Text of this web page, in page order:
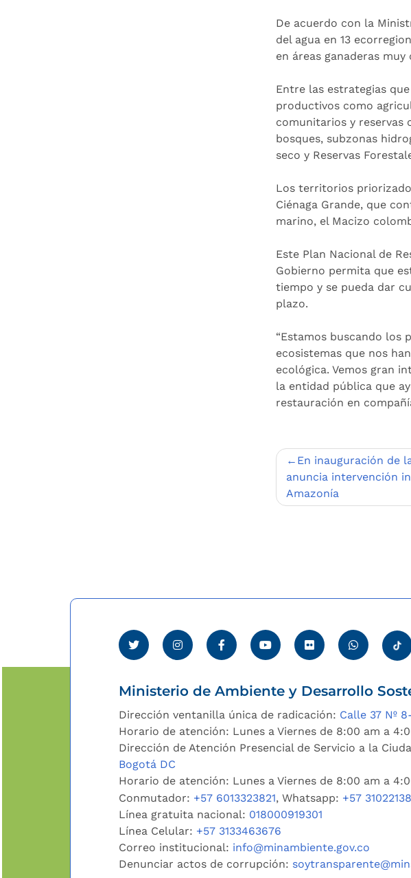
De acuerdo con la
del agua en 13
en áreas ganaderas
Entre las estrategias
productivos como
comunitarios y reservas
bosques, subzonas
seco y Reservas
Los territorios
Ciénaga Grande, que
marino, el Macizo
Este Plan Nacional de
Gobierno permita que
tiempo y se pueda dar
plazo.
“Estamos buscando los
ecosistemas que nos
ecológica. Vemos gran
la entidad pública que
restauración en
Navegación
de
entradas
En inauguración de
anuncia intervención
Amazonía
Ministerio de Ambiente y Desarrollo
Dirección ventanilla única de radicación: Calle 37 Nº
Horario de atención: Lunes a Viernes de 8:00 am a
Dirección de Atención Presencial de Servicio a la
Bogotá DC
Horario de atención: Lunes a Viernes de 8:00 am a
Conmutador: +57 6013323821, Whatsapp: +57
Línea gratuita nacional: 018000919301
Línea Celular: +57 3133463676
Correo institucional: info@minambiente.gov.co
Denunciar actos de corrupción: